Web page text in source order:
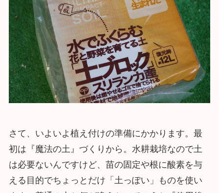
さて、いよいよ植え付けの準備にかかります。最
初は『魔法の土』づくりから。水耕栽培なので土
は必要ないんですけど、苗の固定や根に酸素を与
える目的でちょっとだけ「土っぽい」ものを使い